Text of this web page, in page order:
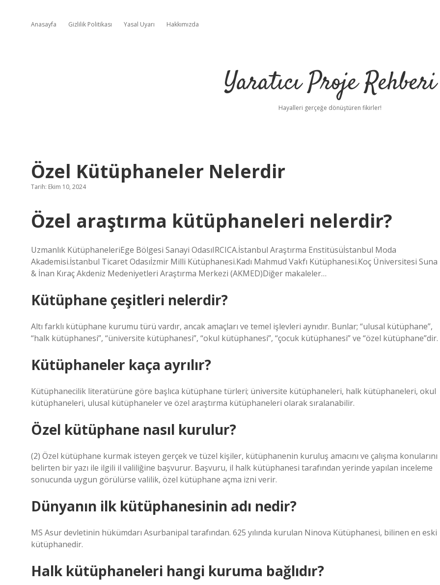
Anasayfa Gizlilik Politikası Yasal Uyarı Hakkımızda
Yaratıcı Proje Rehberi
Hayalleri gerçeğe dönüştüren fikirler!
Özel Kütüphaneler Nelerdir
Tarih: Ekim 10, 2024
Özel araştırma kütüphaneleri nelerdir?
Uzmanlık KütüphaneleriEge Bölgesi Sanayi OdasıIRCICA.İstanbul Araştırma Enstitüsüİstanbul Moda
Akademisi.İstanbul Ticaret Odasıİzmir Milli Kütüphanesi.Kadı Mahmud Vakfı Kütüphanesi.Koç Üniversitesi Suna
& İnan Kıraç Akdeniz Medeniyetleri Araştırma Merkezi (AKMED)Diğer makaleler…
Kütüphane çeşitleri nelerdir?
Altı farklı kütüphane kurumu türü vardır, ancak amaçları ve temel işlevleri aynıdır. Bunlar; “ulusal kütüphane”,
“halk kütüphanesi”, “üniversite kütüphanesi”, “okul kütüphanesi”, “çocuk kütüphanesi” ve “özel kütüphane”dir.
Kütüphaneler kaça ayrılır?
Kütüphanecilik literatürüne göre başlıca kütüphane türleri; üniversite kütüphaneleri, halk kütüphaneleri, okul
kütüphaneleri, ulusal kütüphaneler ve özel araştırma kütüphaneleri olarak sıralanabilir.
Özel kütüphane nasıl kurulur?
(2) Özel kütüphane kurmak isteyen gerçek ve tüzel kişiler, kütüphanenin kuruluş amacını ve çalışma konularını
belirten bir yazı ile ilgili il valiliğine başvurur. Başvuru, il halk kütüphanesi tarafından yerinde yapılan inceleme
sonucunda uygun görülürse valilik, özel kütüphane açma izni verir.
Dünyanın ilk kütüphanesinin adı nedir?
MS Asur devletinin hükümdarı Asurbanipal tarafından. 625 yılında kurulan Ninova Kütüphanesi, bilinen en eski
kütüphanedir.
Halk kütüphaneleri hangi kuruma bağlıdır?